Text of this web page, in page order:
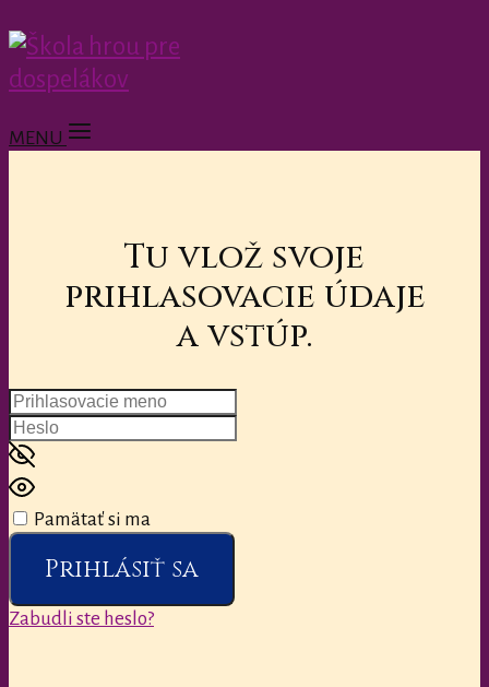
MENU
Tu vlož svoje
prihlasovacie údaje
a vstúp.
Pamätať si ma
Prihlásiť sa
Zabudli ste heslo?